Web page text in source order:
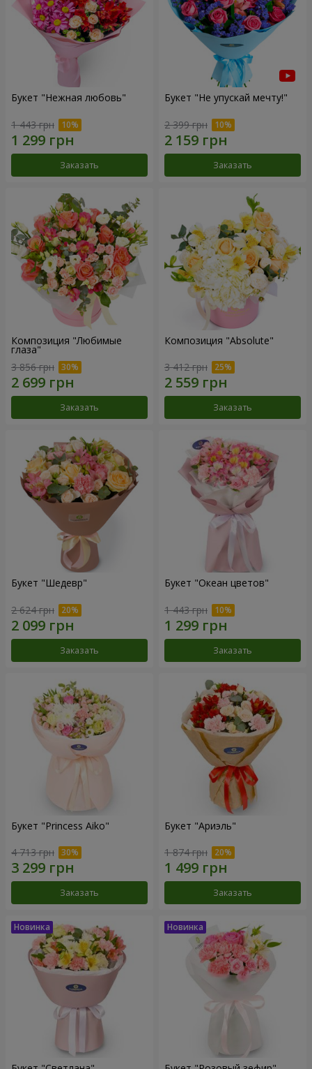
Букет "Нежная любовь"
1 443 грн
Заказать
Букет "Не упускай мечту!"
2 399 грн
Заказать
Композиция "Любимые
глаза"
3 856 грн
Заказать
Композиция "Absolute"
3 412 грн
Заказать
Букет "Шедевр"
2 624 грн
Заказать
Букет "Океан цветов"
1 443 грн
Заказать
Букет "Princess Aiko"
4 713 грн
Заказать
Букет "Ариэль"
1 874 грн
Заказать